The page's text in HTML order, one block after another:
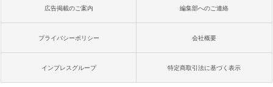
広告掲載のご案内 編集部へのご連絡
プライバシーポリシー 会社概要
インプレスグループ 特定商取引法に基づく表示